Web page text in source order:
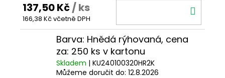
137,50 Kč/ ks
166,38 Kč včetně DPH
Barva: Hnědá rýhovaná, cena
za: 250 ks v kartonu
Skladem | KU240100320HR2K
Můžeme doručit do: 12.8.2026